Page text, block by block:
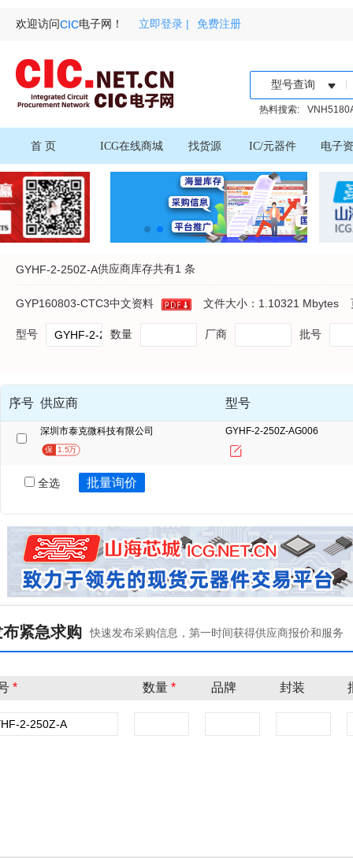
欢迎访问CIC电子网！ 立即登录 | 免费注册
型号查询
热料搜索:
首 页 ICG在线商城 找货源 IC/元器件 电子
GYHF-2-250Z-A供应商库存共有1 条
GYP160803-CTC3中文资料 文件大小：1.10321 Mbytes
型号 数量 厂商 批号
序号 供应商 型号
深圳市泰克微科技有限公司
保 1.5万
GYHF-2-250Z-AG006
全选 批量询价
布紧急求购 快速发布采购信息，第一时间获得供应商报价和服务
* 数量 * 品牌 封装